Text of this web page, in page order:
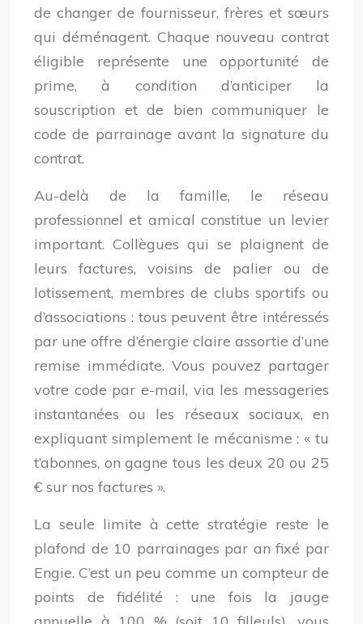
de changer de fournisseur, frères et sœurs
qui déménagent. Chaque nouveau contrat
éligible représente une opportunité de
prime, à condition d’anticiper la
souscription et de bien communiquer le
code de parrainage avant la signature du
contrat.
Au-delà de la famille, le réseau
professionnel et amical constitue un levier
important. Collègues qui se plaignent de
leurs factures, voisins de palier ou de
lotissement, membres de clubs sportifs ou
d’associations : tous peuvent être intéressés
par une offre d’énergie claire assortie d’une
remise immédiate. Vous pouvez partager
votre code par e-mail, via les messageries
instantanées ou les réseaux sociaux, en
expliquant simplement le mécanisme : « tu
t’abonnes, on gagne tous les deux 20 ou 25
€ sur nos factures ».
La seule limite à cette stratégie reste le
plafond de 10 parrainages par an fixé par
Engie. C’est un peu comme un compteur de
points de fidélité : une fois la jauge